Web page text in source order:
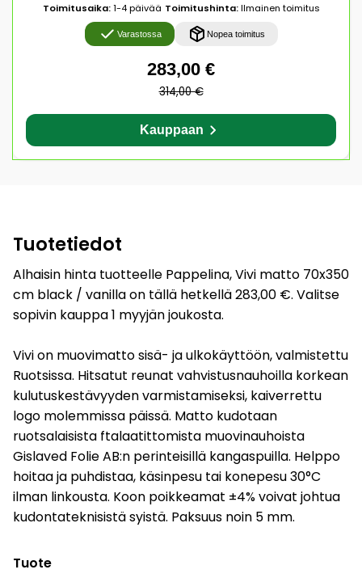
Toimitusaika:1-4 päivää Toimitushinta:Ilmainen toimitus
Varastossa Nopea toimitus
283,00 €
314,00 €
Kauppaan
Tuotetiedot
Alhaisin hinta tuotteelle Pappelina, Vivi matto 70x350
cm black / vanilla on tällä hetkellä 283,00 €. Valitse
sopivin kauppa 1 myyjän joukosta.
Vivi on muovimatto sisä- ja ulkokäyttöön, valmistettu
Ruotsissa. Hitsatut reunat vahvistusnauhoilla korkean
kulutuskestävyyden varmistamiseksi, kaiverrettu
logo molemmissa päissä. Matto kudotaan
ruotsalaisista ftalaatittomista muovinauhoista
Gislaved Folie AB:n perinteisillä kangaspuilla. Helppo
hoitaa ja puhdistaa, käsinpesu tai konepesu 30°C
ilman linkousta. Koon poikkeamat ±4% voivat johtua
kudontateknisistä syistä. Paksuus noin 5 mm.
Tuote